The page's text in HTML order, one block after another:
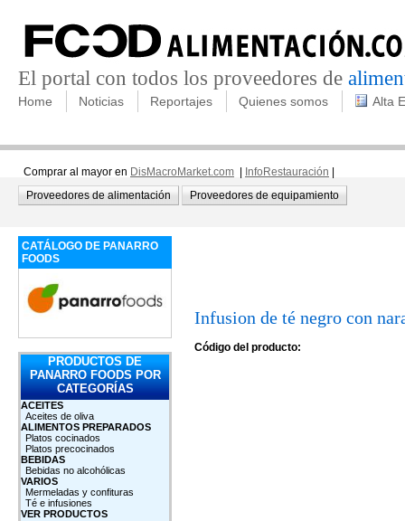
El portal con todos los proveedores de
Home Noticias Reportajes Quienes somos Alta
Comprar al mayor en DisMacroMarket.com InfoRestauración
Proveedores de alimentación
Proveedores de equipamiento
CATÁLOGO DE PANARRO
FOODS
PRODUCTOS DE
PANARRO FOODS POR
CATEGORÍAS
ACEITES
Aceites de oliva
ALIMENTOS PREPARADOS
Platos cocinados
Platos precocinados
BEBIDAS
Bebidas no alcohólicas
VARIOS
Mermeladas y confituras
Té e infusiones
VER PRODUCTOS
Infusion de té negro con
Código del producto: